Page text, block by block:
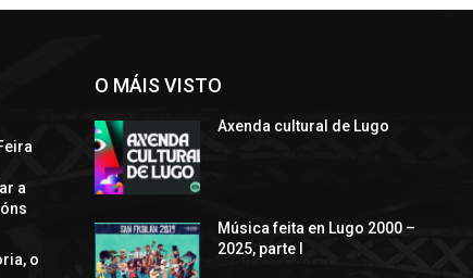
a
o
O MÁIS VISTO
Axenda cultural de Lugo
Música feita en Lugo 2000 –
2025, parte I